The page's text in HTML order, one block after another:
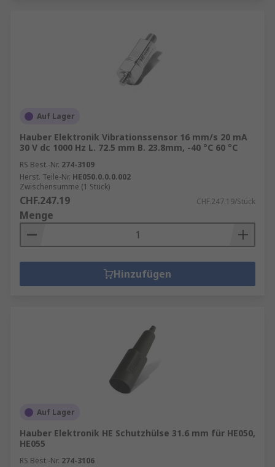
Auf Lager
Hauber Elektronik Vibrationssensor 16 mm/s 20 mA
30 V dc 1000 Hz L. 72.5 mm B. 23.8mm, -40 °C 60 °C
RS Best.-Nr. 274-3109
Herst. Teile-Nr. HE050.0.0.0.002
Zwischensumme (1 Stück)
CHF.247.19 CHF.247.19/Stück
Menge
Hinzufügen
Auf Lager
Hauber Elektronik HE Schutzhülse 31.6 mm für HE050,
HE055
RS Best.-Nr. 274-3106